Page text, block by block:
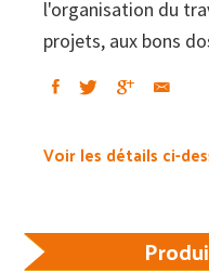
l'organisation du
projets, aux bons
Voir les détails ci-